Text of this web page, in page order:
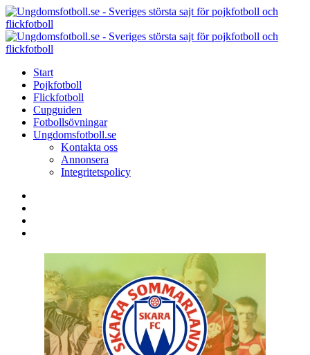
Menu
Search
Menu
Start
Pojkfotboll
Flickfotboll
Cupguiden
Fotbollsövningar
Ungdomsfotboll.se
Kontakta oss
Annonsera
Integritetspolicy